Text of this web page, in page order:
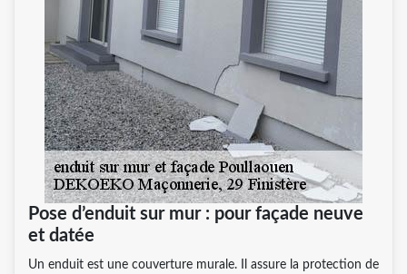
Pose d’enduit sur mur : pour façade neuve
et datée
Un enduit est une couverture murale. Il assure la protection de